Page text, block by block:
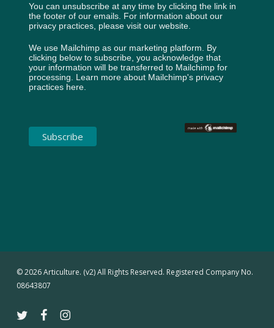
You can unsubscribe at any time by clicking the link in
the footer of our emails. For information about our
privacy practices, please visit our website.
We use Mailchimp as our marketing platform. By
clicking below to subscribe, you acknowledge that
your information will be transferred to Mailchimp for
processing. Learn more about Mailchimp's privacy
practices here.
© 2026 Articulture. (v2) All Rights Reserved. Registered Company No.
08643807
twitter facebookinstagram